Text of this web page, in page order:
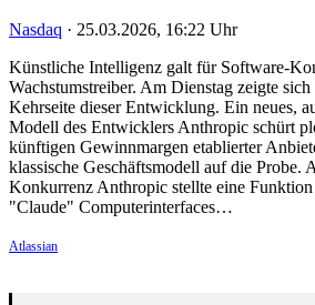
Nasdaq · 25.03.2026, 16:22 Uhr
Künstliche Intelligenz galt für Software-
Wachstumstreiber. Am Dienstag zeigte
Kehrseite dieser Entwicklung. Ein neues,
Modell des Entwicklers Anthropic schürt
künftigen Gewinnmargen etablierter
klassische Geschäftsmodell auf die Probe.
Konkurrenz Anthropic stellte eine
"Claude" Computerinterfaces…
Atlassian